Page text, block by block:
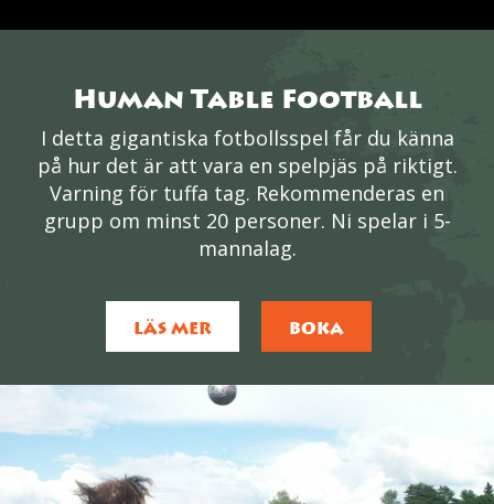
Human Table Football
I detta gigantiska fotbollsspel får du känna
på hur det är att vara en spelpjäs på riktigt.
Varning för tuffa tag. Rekommenderas en
grupp om minst 20 personer. Ni spelar i 5-
mannalag.
LÄS MER BOKA